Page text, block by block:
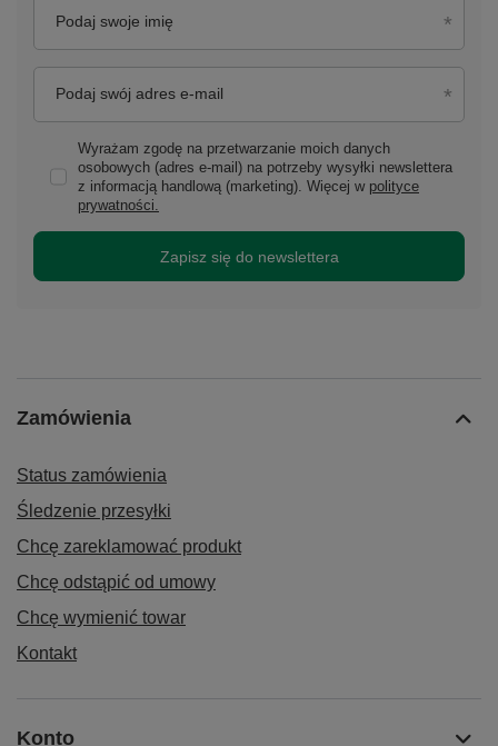
Podaj swoje imię
Podaj swój adres e-mail
Wyrażam zgodę na przetwarzanie moich danych
osobowych (adres e-mail) na potrzeby wysyłki newslettera
z informacją handlową (marketing). Więcej w polityce
prywatności.
Zapisz się do newslettera
Zamówienia
Status zamówienia
Śledzenie przesyłki
Chcę zareklamować produkt
Chcę odstąpić od umowy
Chcę wymienić towar
Kontakt
Konto